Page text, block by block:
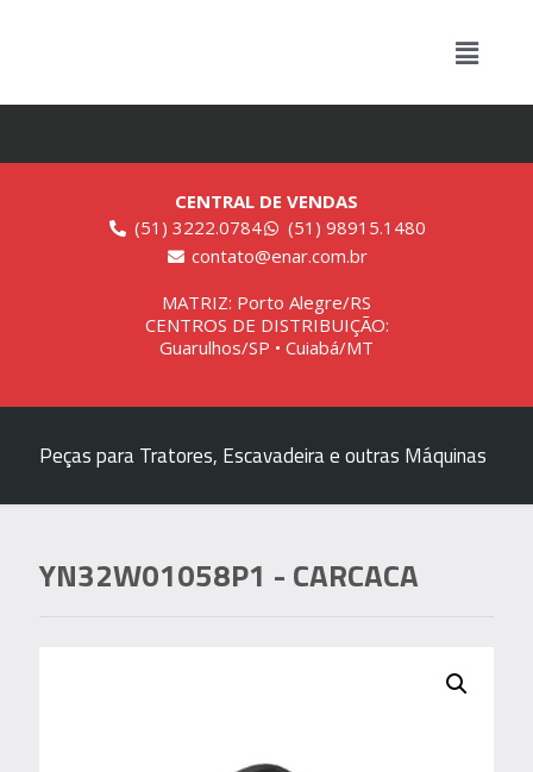
CENTRAL DE VENDAS
(51) 3222.0784
(51) 98915.1480
contato@enar.com.br
MATRIZ: Porto Alegre/RS
CENTROS DE DISTRIBUIÇÃO:
Guarulhos/SP • Cuiabá/MT
Peças para Tratores, Escavadeira e outras Máquinas
YN32W01058P1 - CARCACA